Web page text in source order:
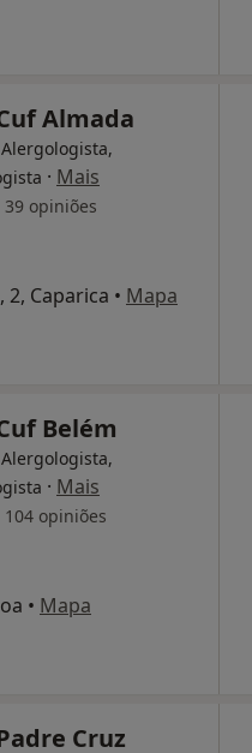
Almada
· Mais
39 opiniões
2, Caparica • Mapa
Belém
· Mais
104 opiniões
• Mapa
Cruz